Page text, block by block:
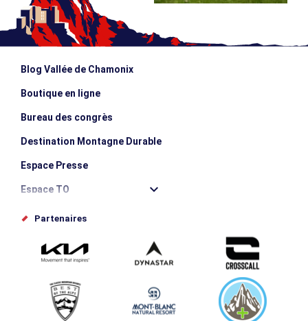
Blog Vallée de Chamonix
Boutique en ligne
Bureau des congrès
Destination Montagne Durable
Espace Presse
Espace TO
Offices de tourisme
Proposez votre évènement
Service groupes et séminaires
Téléchargements
Partenaires